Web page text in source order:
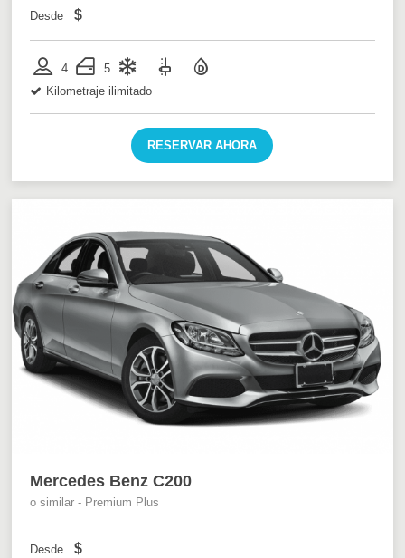
Desde $
4
5
Kilometraje ilimitado
RESERVAR AHORA
Mercedes Benz C200
o similar - Premium Plus
Desde $